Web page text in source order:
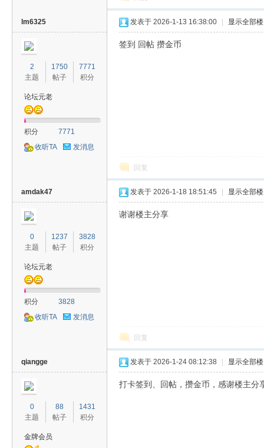
lm6325
2
主题
1750
帖子
7771
积分
论坛元老
积分
7771
收听TA
发消息
发表于 2026-1-13 16:38:00 显示全部
签到 回帖 攒金币
回复
amdak47
0
主题
1237
帖子
3828
积分
论坛元老
积分
3828
收听TA
发消息
发表于 2026-1-18 18:51:45 显示全部
谢谢楼主分享
回复
qiangge
0
主题
88
帖子
1431
积分
金牌会员
发表于 2026-1-24 08:12:38 显示全部
打卡签到、回帖，攒金币，感谢楼主分